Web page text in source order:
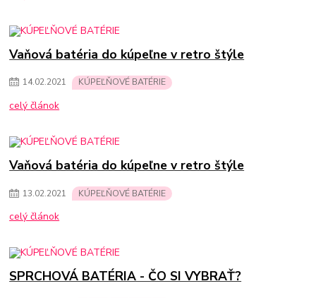
Vaňová batéria do kúpeľne v retro štýle
14.02.2021 KÚPEĽŇOVÉ BATÉRIE
celý článok
Vaňová batéria do kúpeľne v retro štýle
13.02.2021 KÚPEĽŇOVÉ BATÉRIE
celý článok
SPRCHOVÁ BATÉRIA - ČO SI VYBRAŤ?